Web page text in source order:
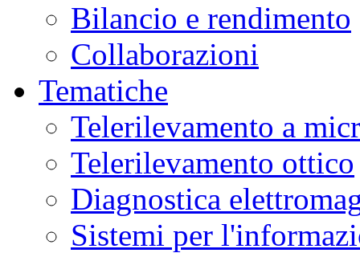
Bilancio e rendimento
Collaborazioni
Tematiche
Telerilevamento a
Telerilevamento ottico
Diagnostica
Sistemi per